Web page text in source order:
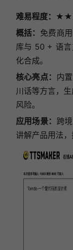
难易程度：
概括： 免费商
库与 50 + 语
化合成。
核心亮点： 内
川话等方言，
风险。
应用场景： 跨
讲解产品用法，